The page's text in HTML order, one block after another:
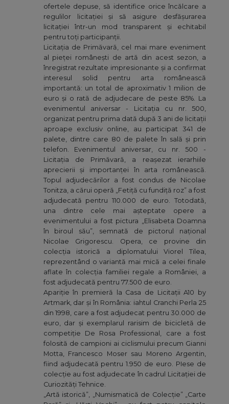
ofertele depuse, să identifice orice încălcare a
regulilor licitației și să asigure desfășurarea
licitației într-un mod transparent și echitabil
pentru toți participanții.
Licitația de Primăvară, cel mai mare eveniment
al pieței românești de artă din acest sezon, a
înregistrat rezultate impresionante și a confirmat
interesul solid pentru arta românească
importantă: un total de aproximativ 1 milion de
euro și o rată de adjudecare de peste 85%. La
evenimentul aniversar - Licitația cu nr. 500,
organizat pentru prima dată după 3 ani de licitații
aproape exclusiv online, au participat 341 de
palete, dintre care 80 de palete în sală și prin
telefon. Evenimentul aniversar, cu nr. 500 -
Licitația de Primăvară, a reașezat ierarhiile
aprecierii și importanței în arta românească.
Topul adjudecărilor a fost condus de Nicolae
Tonitza, a cărui operă „Fetiță cu fundiță roz” a fost
adjudecată pentru 110.000 de euro. Totodată,
una dintre cele mai așteptate opere a
evenimentului a fost pictura „Elisabeta Doamna
în biroul său”, semnată de pictorul național
Nicolae Grigorescu. Opera, ce provine din
colecția istorică a diplomatului Viorel Tilea,
reprezentând o variantă mai mică a celei finale
aflate în colecția familiei regale a României, a
fost adjudecată pentru 77.500 de euro.
Apariție în premieră la Casa de Licitații A10 by
Artmark, dar și în România: iahtul Cranchi Perla 25
din 1998, care a fost adjudecat pentru 30.000 de
euro, dar și exemplarul rarisim de bicicletă de
competiție De Rosa Professional, care a fost
folosită de campioni ai ciclismului precum Gianni
Motta, Francesco Moser sau Moreno Argentin,
fiind adjudecată pentru 1.950 de euro. PIese de
colecție au fost adjudecate în cadrul Licitației de
Curiozități Tehnice.
„Artă istorică”, „Numismatică de Colecție” „Carte